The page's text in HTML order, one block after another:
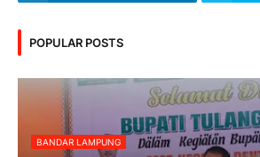
POPULAR POSTS
BANDAR LAMPUNG